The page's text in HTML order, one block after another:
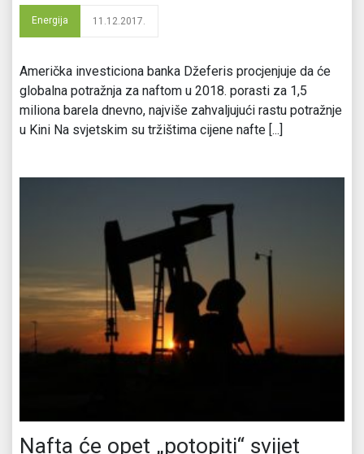
Energija 11.12.2017.
Američka investiciona banka Džeferis procjenjuje da će
globalna potražnja za naftom u 2018. porasti za 1,5
miliona barela dnevno, najviše zahvaljujući rastu potražnje
u Kini Na svjetskim su tržištima cijene nafte [...]
Nafta će opet „potopiti“ svijet